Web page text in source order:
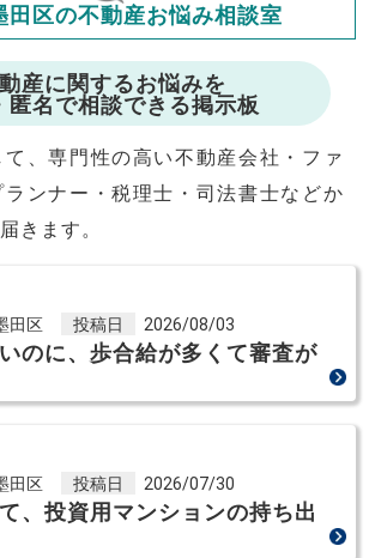
田区の不動産お悩み相談室
産に関するお悩みを
匿名で相談できる掲示板
、専門性の高い不動産会社・ファ
ンナー・税理士・司法書士などか
きます。
田区 投稿日 2026/08/03
のに、歩合給が多くて審査が
田区 投稿日 2026/07/30
、投資用マンションの持ち出